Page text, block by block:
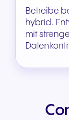
Betreibe
hybrid.
mit